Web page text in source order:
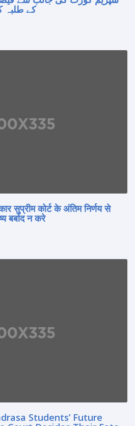
کے طلبہ
सुप्रीम कोर्ट के अंतिम निर्णय से
बर्बाद न करे
Students’ Future